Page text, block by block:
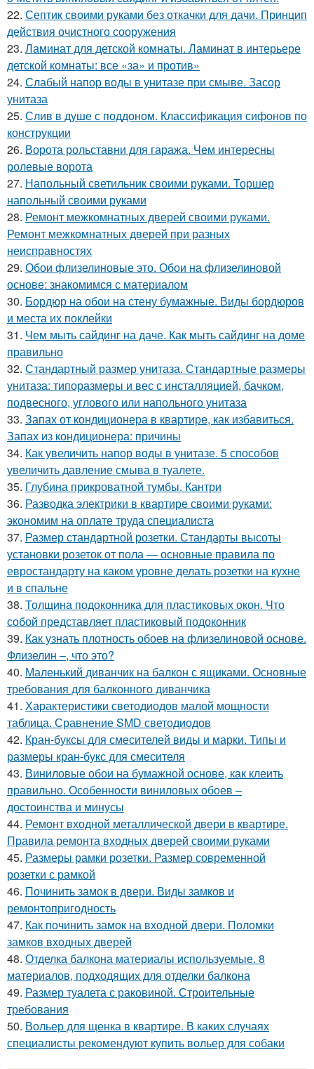
22. Септик своими руками без откачки для дачи. Принцип
действия очистного сооружения
23. Ламинат для детской комнаты. Ламинат в интерьере
детской комнаты: все «за» и против»
24. Слабый напор воды в унитазе при смыве. Засор
унитаза
25. Слив в душе с поддоном. Классификация сифонов по
конструкции
26. Ворота рольставни для гаража. Чем интересны
ролевые ворота
27. Напольный светильник своими руками. Торшер
напольный своими руками
28. Ремонт межкомнатных дверей своими руками.
Ремонт межкомнатных дверей при разных
неисправностях
29. Обои флизелиновые это. Обои на флизелиновой
основе: знакомимся с материалом
30. Бордюр на обои на стену бумажные. Виды бордюров
и места их поклейки
31. Чем мыть сайдинг на даче. Как мыть сайдинг на доме
правильно
32. Стандартный размер унитаза. Стандартные размеры
унитаза: типоразмеры и вес с инсталляцией, бачком,
подвесного, углового или напольного унитаза
33. Запах от кондиционера в квартире, как избавиться.
Запах из кондиционера: причины
34. Как увеличить напор воды в унитазе. 5 способов
увеличить давление смыва в туалете.
35. Глубина прикроватной тумбы. Кантри
36. Разводка электрики в квартире своими руками:
экономим на оплате труда специалиста
37. Размер стандартной розетки. Стандарты высоты
установки розеток от пола — основные правила по
евростандарту на каком уровне делать розетки на кухне
и в спальне
38. Толщина подоконника для пластиковых окон. Что
собой представляет пластиковый подоконник
39. Как узнать плотность обоев на флизелиновой основе.
Флизелин –, что это?
40. Маленький диванчик на балкон с ящиками. Основные
требования для балконного диванчика
41. Характеристики светодиодов малой мощности
таблица. Сравнение SMD светодиодов
42. Кран-буксы для смесителей виды и марки. Типы и
размеры кран-букс для смесителя
43. Виниловые обои на бумажной основе, как клеить
правильно. Особенности виниловых обоев –
достоинства и минусы
44. Ремонт входной металлической двери в квартире.
Правила ремонта входных дверей своими руками
45. Размеры рамки розетки. Размер современной
розетки с рамкой
46. Починить замок в двери. Виды замков и
ремонтопригодность
47. Как починить замок на входной двери. Поломки
замков входных дверей
48. Отделка балкона материалы используемые. 8
материалов, подходящих для отделки балкона
49. Размер туалета с раковиной. Строительные
требования
50. Вольер для щенка в квартире. В каких случаях
специалисты рекомендуют купить вольер для собаки